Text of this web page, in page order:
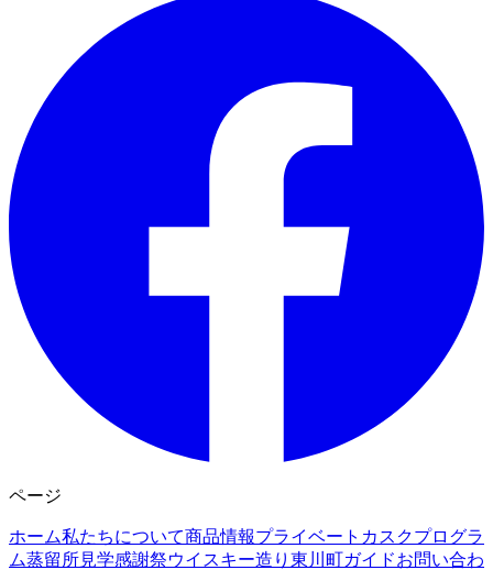
ページ
ホーム私たちについて商品情報プライベートカスクプログラ
ム蒸留所見学感謝祭ウイスキー造り 東川町ガイドお問い合わ